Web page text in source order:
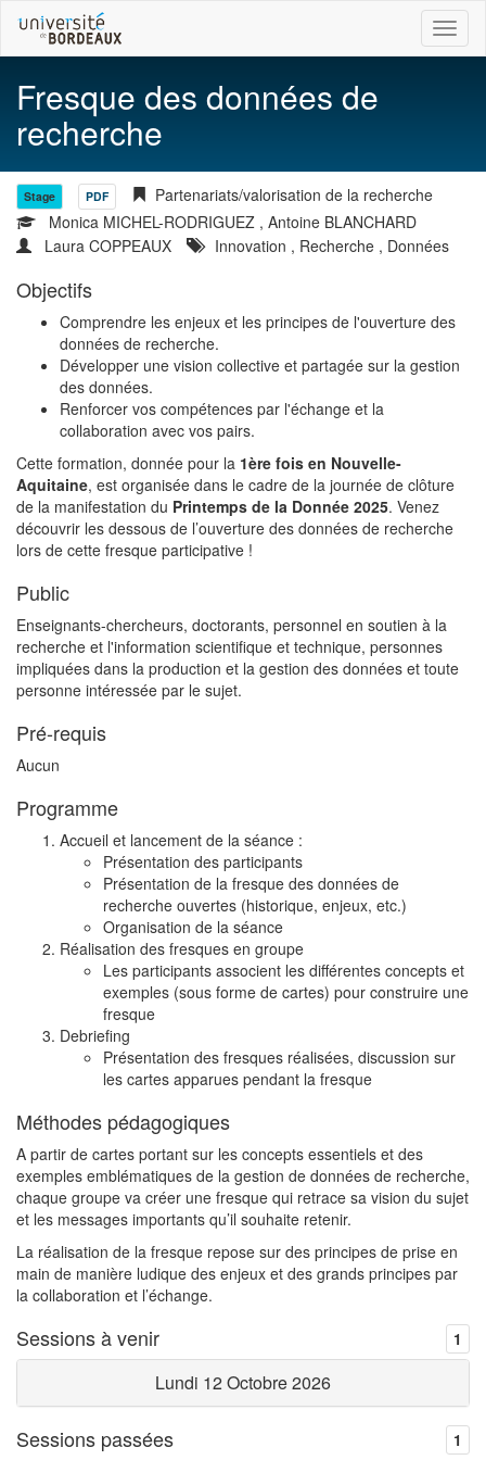
Fresque des données de
recherche
Stage PDF
Partenariats/valorisation de la recherche
Monica MICHEL-RODRIGUEZ , Antoine BLANCHARD
Laura COPPEAUX
Innovation , Recherche , Données
Objectifs
Comprendre les enjeux et les principes de l'ouverture des
données de recherche.
Développer une vision collective et partagée sur la gestion
des données.
Renforcer vos compétences par l'échange et la
collaboration avec vos pairs.
Cette formation, donnée pour la 1ère fois en Nouvelle-
Aquitaine, est organisée dans le cadre de la journée de clôture
de la manifestation du Printemps de la Donnée 2025. Venez
découvrir les dessous de l’ouverture des données de recherche
lors de cette fresque participative !
Public
Enseignants-chercheurs, doctorants, personnel en soutien à la
recherche et l'information scientifique et technique, personnes
impliquées dans la production et la gestion des données et toute
personne intéressée par le sujet.
Pré-requis
Aucun
Programme
Accueil et lancement de la séance :
Présentation des participants
Présentation de la fresque des données de
recherche ouvertes (historique, enjeux, etc.)
Organisation de la séance
Réalisation des fresques en groupe
Les participants associent les différentes concepts et
exemples (sous forme de cartes) pour construire une
fresque
Debriefing
Présentation des fresques réalisées, discussion sur
les cartes apparues pendant la fresque
Méthodes pédagogiques
A partir de cartes portant sur les concepts essentiels et des
exemples emblématiques de la gestion de données de recherche,
chaque groupe va créer une fresque qui retrace sa vision du sujet
et les messages importants qu’il souhaite retenir.
La réalisation de la fresque repose sur des principes de prise en
main de manière ludique des enjeux et des grands principes par
la collaboration et l’échange.
Sessions à venir 1
Lundi 12 Octobre 2026
Sessions passées 1